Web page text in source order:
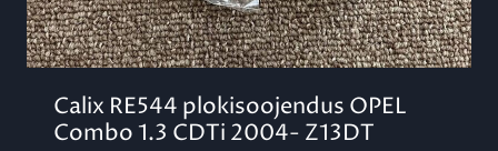
Calix RE544 plokisoojendus OPEL
Combo 1.3 CDTi 2004- Z13DT